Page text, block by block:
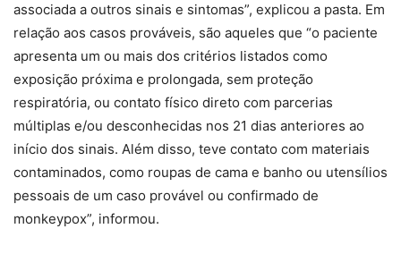
associada a outros sinais e sintomas”, explicou a pasta. Em
relação aos casos prováveis, são aqueles que “o paciente
apresenta um ou mais dos critérios listados como
exposição próxima e prolongada, sem proteção
respiratória, ou contato físico direto com parcerias
múltiplas e/ou desconhecidas nos 21 dias anteriores ao
início dos sinais. Além disso, teve contato com materiais
contaminados, como roupas de cama e banho ou utensílios
pessoais de um caso provável ou confirmado de
monkeypox”, informou.